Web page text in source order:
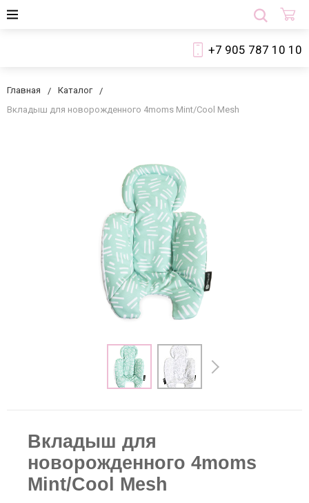
+7 905 787 10 10
Главная
Каталог
Вкладыш для новорожденного 4moms Mint/Cool Mesh
Вкладыш для
новорожденного 4moms
Mint/Cool Mesh